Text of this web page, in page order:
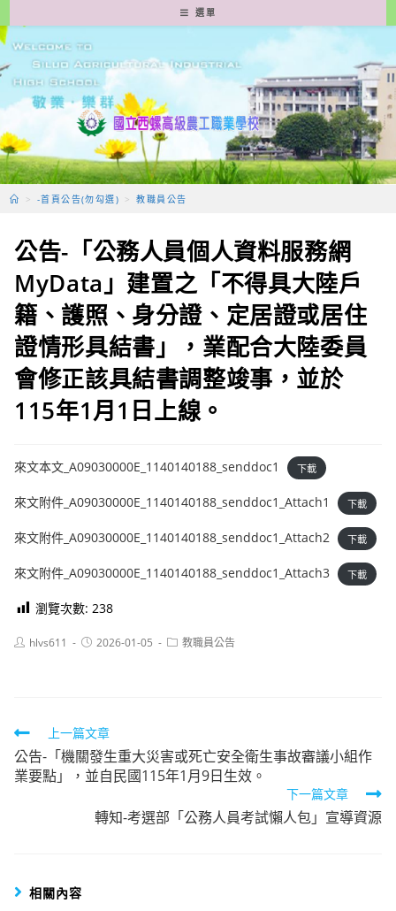
轉
至
要
容
選單
> -首頁公告(勿勾選) > 教職員公告
公告-「公務人員個人資料服務網
MyData」建置之「不得具大陸戶
籍、護照、身分證、定居證或居住
證情形具結書」，業配合大陸委員
會修正該具結書調整竣事，並於
115年1月1日上線。
來文本文_A09030000E_1140140188_senddoc1 下載
來文附件_A09030000E_1140140188_senddoc1_Attach1 下載
來文附件_A09030000E_1140140188_senddoc1_Attach2 下載
來文附件_A09030000E_1140140188_senddoc1_Attach3 下載
瀏覽次數: 238
Posthlvs611
Post2026-01-05
Post教職員公告
Read
more
articles
上一篇文章
公告-「機關發生重大災害或死亡安全衛生事故審議小組作
業要點」，並自民國115年1月9日生效。
下一篇文章
轉知-考選部「公務人員考試懶人包」宣導資源
相關內容